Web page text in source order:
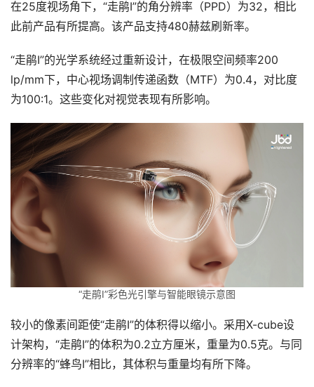
在25度视场角下，“走鹃Ⅰ”的角分辨率（PPD）为32，相比
此前产品有所提高。该产品支持480赫兹刷新率。
“走鹃Ⅰ”的光学系统经过重新设计，在极限空间频率200
lp/mm下，中心视场调制传递函数（MTF）为0.4，对比度
为100:1。这些变化对视觉表现有所影响。
“走鹃Ⅰ”彩色光引擎与智能眼镜示意图
较小的像素间距使“走鹃Ⅰ”的体积得以缩小。采用X-cube设
计架构，“走鹃Ⅰ”的体积为0.2立方厘米，重量为0.5克。与同
分辨率的“蜂鸟Ⅰ”相比，其体积与重量均有所下降。